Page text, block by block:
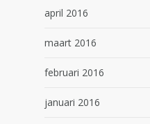
april 2016
maart 2016
februari 2016
januari 2016